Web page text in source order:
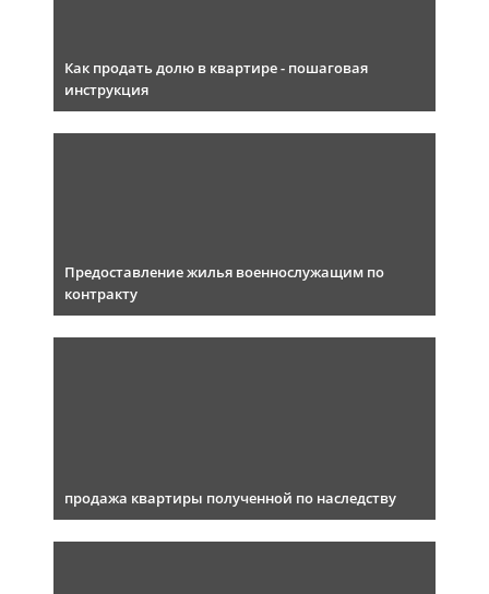
Как продать долю в квартире - пошаговая
инструкция
Предоставление жилья военнослужащим по
контракту
продажа квартиры полученной по наследству